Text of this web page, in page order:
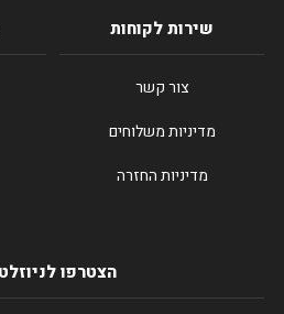
שירות לקוחות
צור קשר
מדיניות משלוחים
מדיניות החזרה
הצטרפו